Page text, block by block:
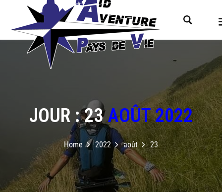
JOUR : 23 AOÛT 2022
Home 2022 août 23